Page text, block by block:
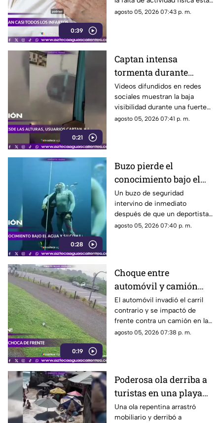
0:39
entre los principales factores
agosto 05, 2026 07:43 p. m.
0:21
Captan intensa
tormenta durante
recorrido del Cablebús
en CDMX
Videos difundidos en redes
sociales muestran la baja
visibilidad durante una fuerte
lluvia registrada en la Ciudad
agosto 05, 2026 07:41 p. m.
0:28
Buzo pierde el
conocimiento bajo el
agua y es rescatado a
tiempo
Un buzo de seguridad
intervino de inmediato
después de que un deportista
perdiera el conocimiento
agosto 05, 2026 07:40 p. m.
0:19
Choque entre
automóvil y camión
con ganado deja cuatro
muertos en Ecuador
El automóvil invadió el carril
contrario y se impactó de
frente contra un camión en la
provincia de Santo Domingo
agosto 05, 2026 07:38 p. m.
Poderosa ola derriba a
turistas en una playa
de Bali
Una ola repentina arrastró
mobiliario y derribó a